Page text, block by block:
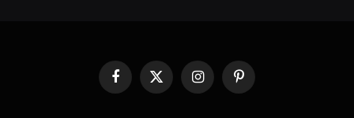
Facebook
X
(Twitter)
InstagramPinterest